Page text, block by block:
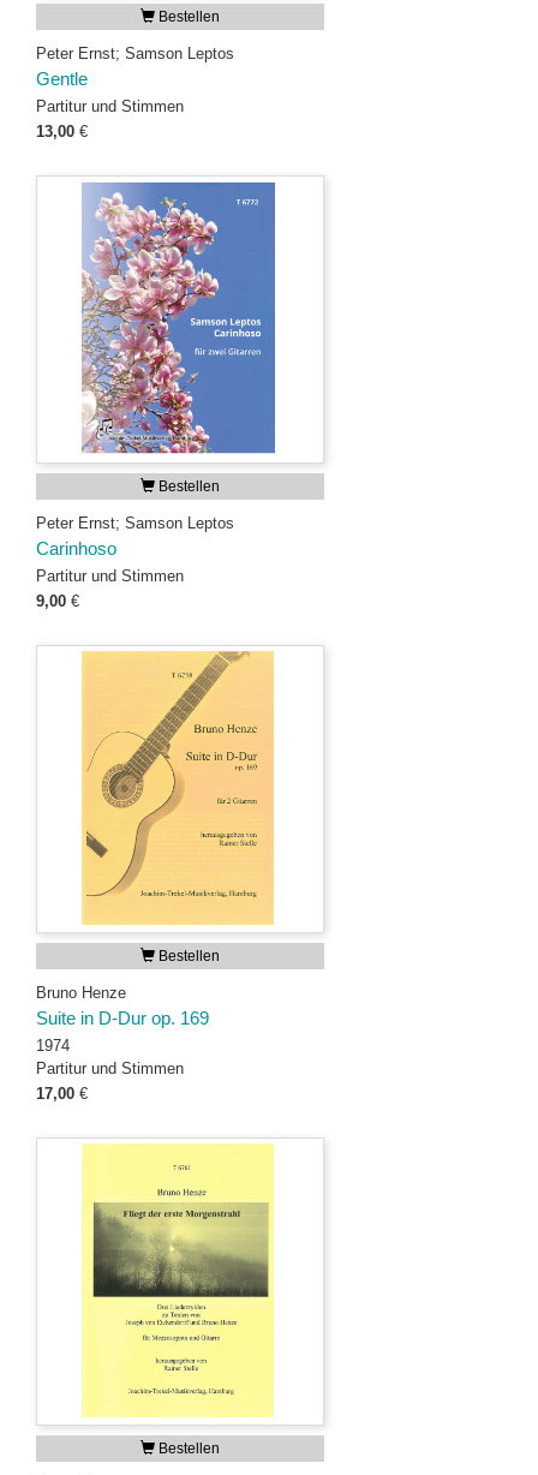
Bestellen
Peter Ernst; Samson Leptos
Gentle
Partitur und Stimmen
13,00 €
Bestellen
Peter Ernst; Samson Leptos
Carinhoso
Partitur und Stimmen
9,00 €
Bestellen
Bruno Henze
Suite in D-Dur op. 169
1974
Partitur und Stimmen
17,00 €
Bestellen